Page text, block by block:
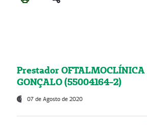
Prestador OFTALMOCLÍNICA
GONÇALO (55004164-2)
07 de Agosto de 2020